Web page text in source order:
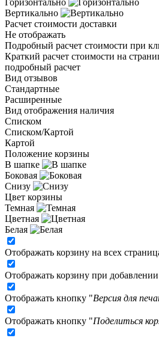
Горизонтально
Вертикально
Расчет стоимости доставки
Не отображать
Подробный расчет стоимости при
Краткий расчет стоимости на
подробный расчет
Вид отзывов
Стандартные
Расширенные
Вид отображения наличия
Списком
Списком/Картой
Картой
Положение корзины
В шапке
Боковая
Снизу
Цвет корзины
Темная
Цветная
Белая
Отображать корзину на всех
Отображать корзину при добавлении
Отображать кнопку "Версия для
Отображать кнопку "Поделиться